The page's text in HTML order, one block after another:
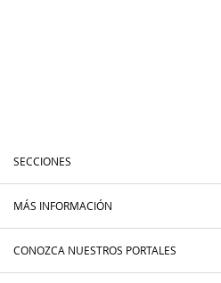
SECCIONES
MÁS INFORMACIÓN
CONOZCA NUESTROS PORTALES